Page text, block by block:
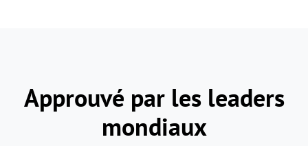
Approuvé par les leaders
mondiaux